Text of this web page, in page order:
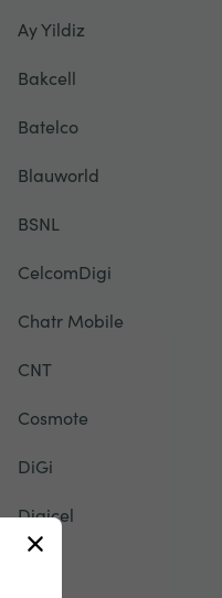
Ay Yildiz
Bakcell
Batelco
Blauworld
BSNL
CelcomDigi
Chatr Mobile
CNT
Cosmote
DiGi
Digicel